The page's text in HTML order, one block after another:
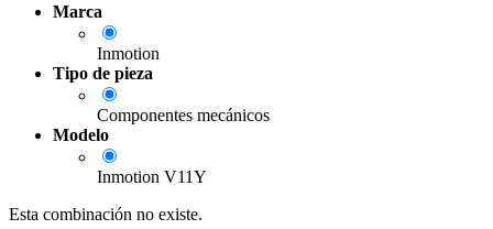
Marca
Inmotion
Tipo de pieza
Componentes mecánicos
Modelo
Inmotion V11Y
Esta combinación no existe.